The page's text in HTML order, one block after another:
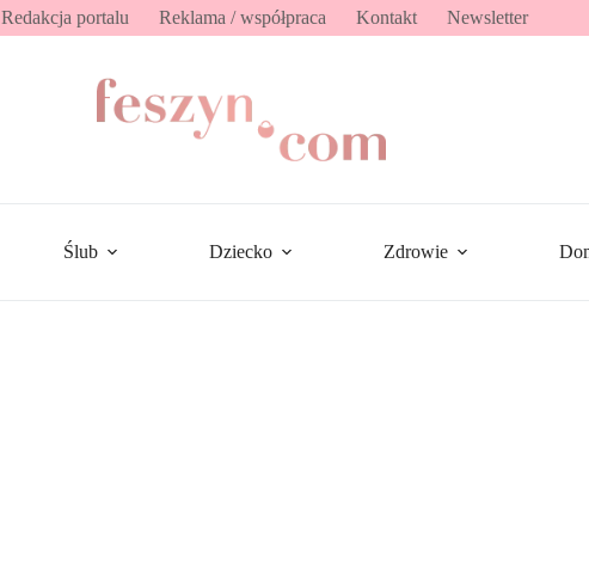
Redakcja portalu Reklama / współpraca Kontakt Newsletter
Ślub Dziecko Zdrowie